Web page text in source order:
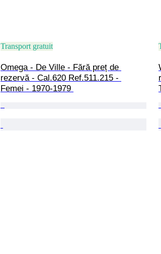
Transport gratuit
Omega - De Ville - Fără preț de
rezervă - Cal.620 Ref.511.215 -
Femei - 1970-1979